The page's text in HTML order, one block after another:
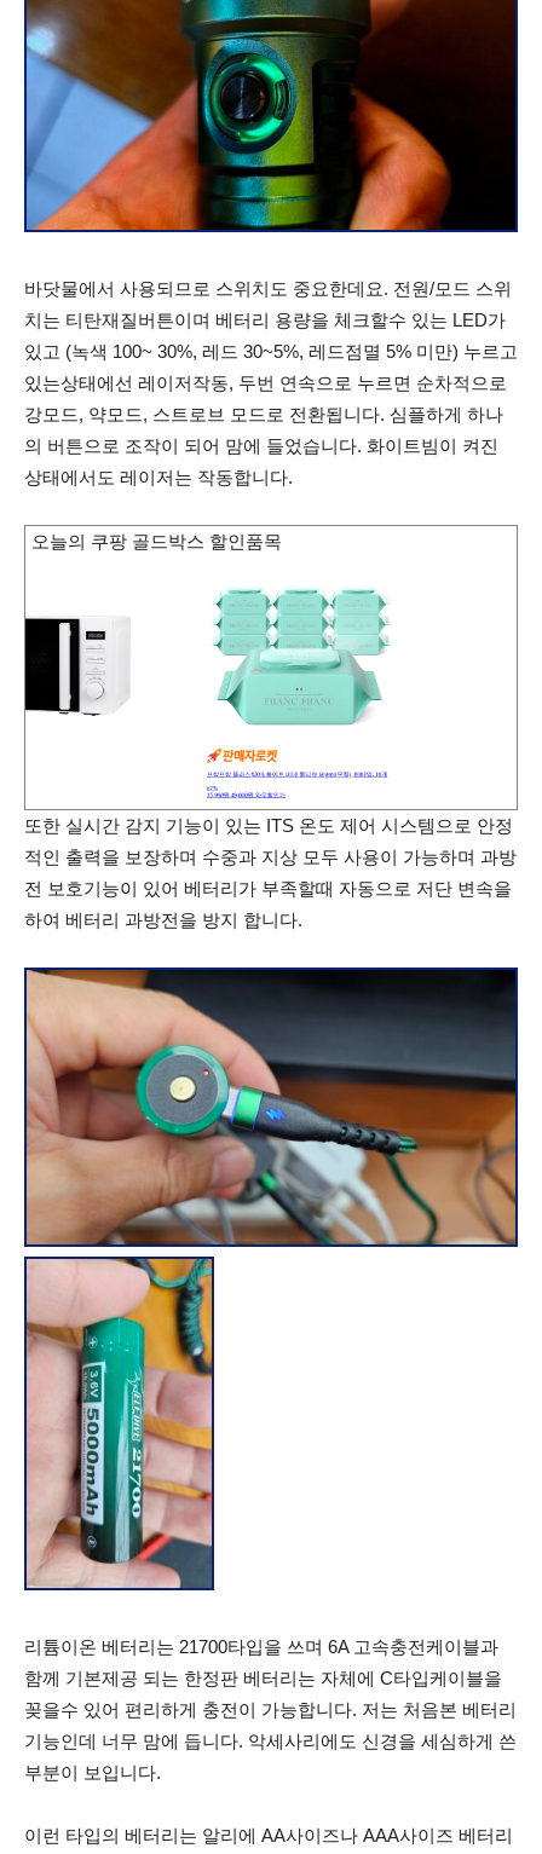
바닷물에서 사용되므로 스위치도 중요한데요. 전원/모드 스위
치는 티탄재질버튼이며 베터리 용량을 체크할수 있는 LED가
있고 (녹색 100~ 30%, 레드 30~5%, 레드점멸 5% 미만) 누르고
있는상태에선 레이저작동, 두번 연속으로 누르면 순차적으로
강모드, 약모드, 스트로브 모드로 전환됩니다. 심플하게 하나
의 버튼으로 조작이 되어 맘에 들었습니다. 화이트빔이 켜진
상태에서도 레이저는 작동합니다.
오늘의 쿠팡 골드박스 할인품목
또한 실시간 감지 기능이 있는 ITS 온도 제어 시스템으로 안정
적인 출력을 보장하며 수중과 지상 모두 사용이 가능하며 과방
전 보호기능이 있어 베터리가 부족할때 자동으로 저단 변속을
하여 베터리 과방전을 방지 합니다.
리튬이온 베터리는 21700타입을 쓰며 6A 고속충전케이블과
함께 기본제공 되는 한정판 베터리는 자체에 C타입케이블을
꽂을수 있어 편리하게 충전이 가능합니다. 저는 처음본 베터리
기능인데 너무 맘에 듭니다. 악세사리에도 신경을 세심하게 쓴
부분이 보입니다.
이런 타입의 베터리는 알리에 AA사이즈나 AAA사이즈 베터리